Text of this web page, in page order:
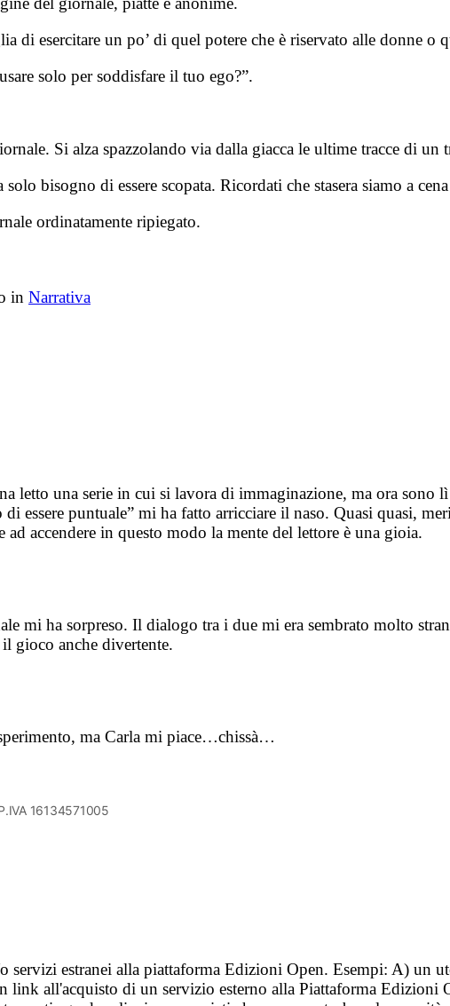
di esercitare un po’ di quel potere che è riservato alle donne o
solo per soddisfare il tuo ego?”.
Si alza spazzolando via dalla giacca le ultime tracce di un
bisogno di essere scopata. Ricordati che stasera siamo a
ordinatamente ripiegato.
in Narrativa
letto una serie in cui si lavora di immaginazione, ma ora
essere puntuale” mi ha fatto arricciare il naso. Quasi quasi,
ad accendere in questo modo la mente del lettore è una gioia.
mi ha sorpreso. Il dialogo tra i due mi era sembrato molto
gioco anche divertente.
ma Carla mi piace…chissà…
16134571005
estranei alla piattaforma Edizioni Open. Esempi: A) un
all'acquisto di un servizio esterno alla Piattaforma Edizioni